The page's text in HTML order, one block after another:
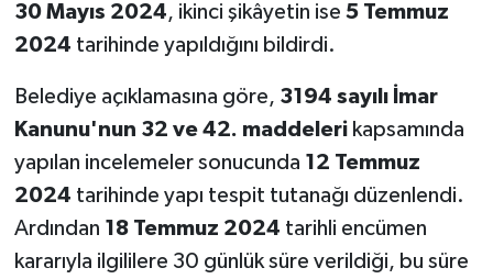
30 Mayıs 2024, ikinci şikâyetin ise 5 Temmuz
2024 tarihinde yapıldığını bildirdi.
Belediye açıklamasına göre, 3194 sayılı İmar
Kanunu'nun 32 ve 42. maddelerikapsamında
yapılan incelemeler sonucunda 12 Temmuz
2024 tarihinde yapı tespit tutanağı düzenlendi.
Ardından 18 Temmuz 2024 tarihli encümen
kararıyla ilgililere 30 günlük süre verildiği, bu süre